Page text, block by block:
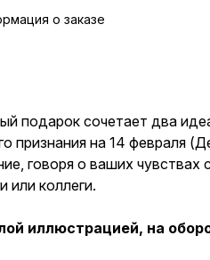
о заказе
подарок сочетает два
на 14 февраля
говоря о ваших чувствах
коллеги.
иллюстрацией, на